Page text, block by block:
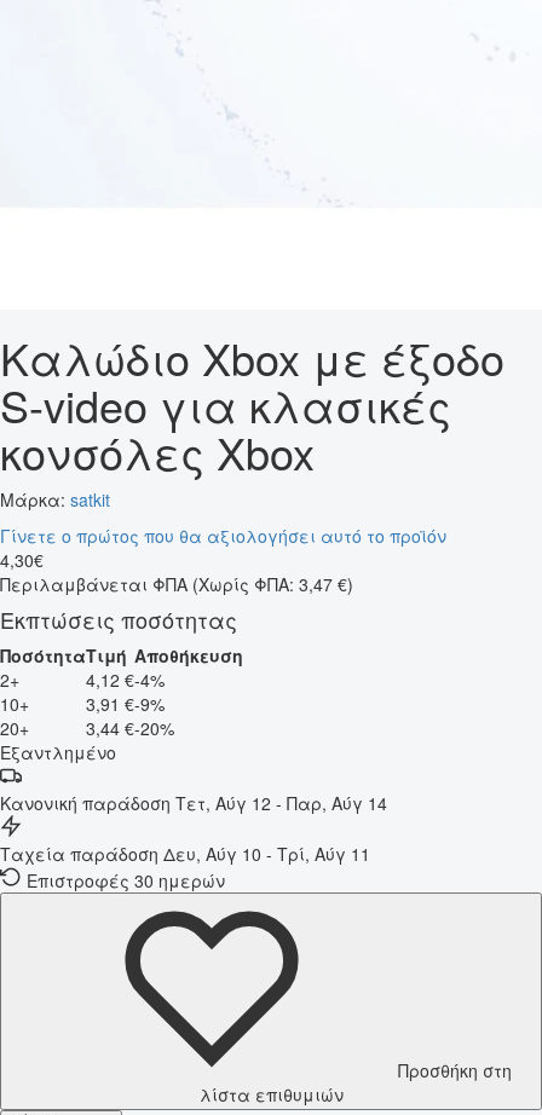
Καλώδιο Xbox με έξοδο
S-video για κλασικές
κονσόλες Xbox
Μάρκα: satkit
Γίνετε ο πρώτος που θα αξιολογήσει αυτό το προϊόν
4,30€
Περιλαμβάνεται ΦΠΑ (Χωρίς ΦΠΑ: 3,47 €)
Εκπτώσεις ποσότητας
ΠοσότηταΤιμή Αποθήκευση
2+
4,12 €-4%
10+
3,91 €-9%
20+
3,44 €-20%
Εξαντλημένο
Κανονική παράδοση Τετ, Αύγ 12 - Παρ, Αύγ 14
Ταχεία παράδοση Δευ, Αύγ 10 - Τρί, Αύγ 11
Επιστροφές 30 ημερών
Προσθήκη στη
λίστα επιθυμιών